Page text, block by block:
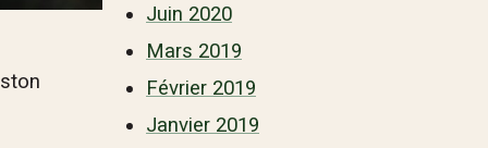
Juin 2020
Mars 2019
Février 2019
Janvier 2019